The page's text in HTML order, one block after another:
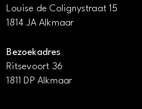
Louise de Colignystraat 15
1814 JA Alkmaar
Bezoekadres
Ritsevoort 36
1811 DP Alkmaar